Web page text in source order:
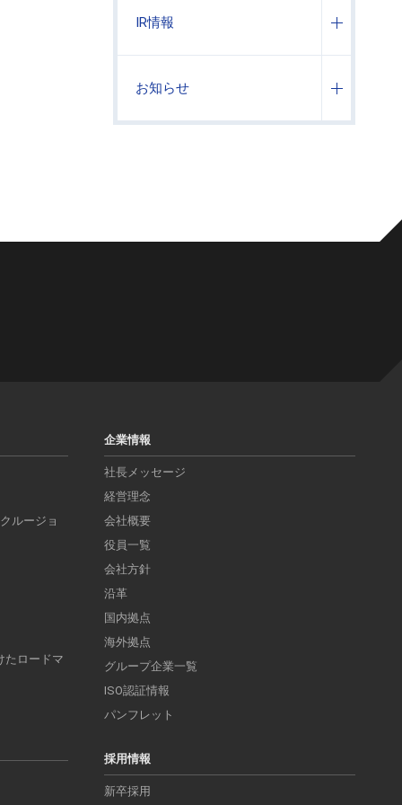
IR情報
お知らせ
ルージョ
たロードマ
企業情報
社長メッセージ
経営理念
会社概要
役員一覧
会社方針
沿革
国内拠点
海外拠点
グループ企業一覧
ISO認証情報
パンフレット
採用情報
新卒採用